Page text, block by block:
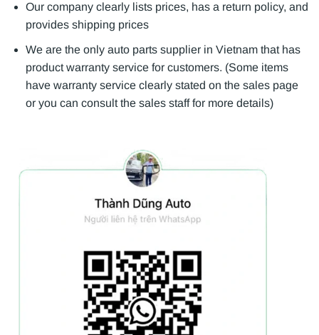
Our company clearly lists prices, has a return policy, and
provides shipping prices
We are the only auto parts supplier in Vietnam that has
product warranty service for customers. (Some items
have warranty service clearly stated on the sales page
or you can consult the sales staff for more details)